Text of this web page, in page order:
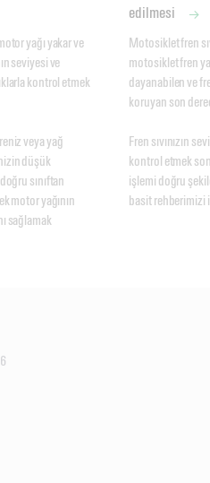
yağı yakar ve
seviyesi ve
kontrol etmek
veya yağ
düşük
sınıftan
motor yağının
sağlamak
edilmesi
Motosiklet fren
motosiklet fren
dayanabilen ve
koruyan son
Fren sıvınızın
kontrol etmek
işlemi doğru
basit rehberimizi